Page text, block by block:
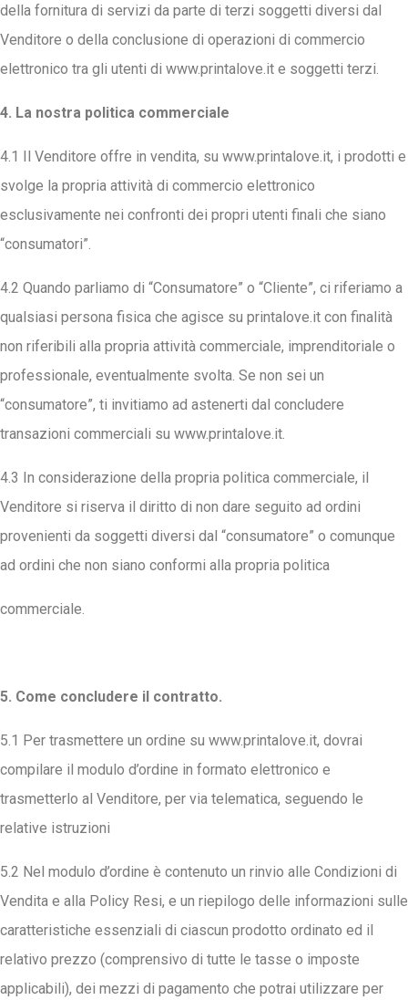
della fornitura di servizi da parte di terzi soggetti diversi dal
Venditore o della conclusione di operazioni di commercio
elettronico tra gli utenti di www.printalove.it e soggetti terzi.
4. La nostra politica commerciale
4.1 Il Venditore offre in vendita, su www.printalove.it, i prodotti e
svolge la propria attività di commercio elettronico
esclusivamente nei confronti dei propri utenti finali che siano
“consumatori”.
4.2 Quando parliamo di “Consumatore” o “Cliente”, ci riferiamo a
qualsiasi persona fisica che agisce su printalove.it con finalità
non riferibili alla propria attività commerciale, imprenditoriale o
professionale, eventualmente svolta. Se non sei un
“consumatore”, ti invitiamo ad astenerti dal concludere
transazioni commerciali su www.printalove.it.
4.3 In considerazione della propria politica commerciale, il
Venditore si riserva il diritto di non dare seguito ad ordini
provenienti da soggetti diversi dal “consumatore” o comunque
ad ordini che non siano conformi alla propria politica
commerciale.
5. Come concludere il contratto.
5.1 Per trasmettere un ordine su www.printalove.it, dovrai
compilare il modulo d’ordine in formato elettronico e
trasmetterlo al Venditore, per via telematica, seguendo le
relative istruzioni
5.2 Nel modulo d’ordine è contenuto un rinvio alle Condizioni di
Vendita e alla Policy Resi, e un riepilogo delle informazioni sulle
caratteristiche essenziali di ciascun prodotto ordinato ed il
relativo prezzo (comprensivo di tutte le tasse o imposte
applicabili), dei mezzi di pagamento che potrai utilizzare per